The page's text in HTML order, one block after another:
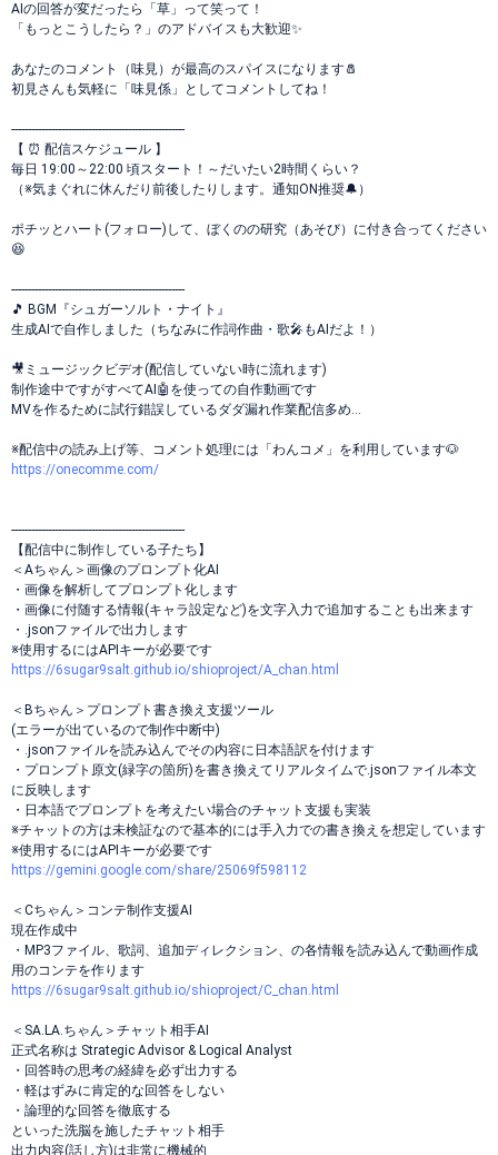
AIの回答が変だったら「草」って笑って！
「もっとこうしたら？」のアドバイスも大歓迎✨
あなたのコメント（味見）が最高のスパイスになります🧂
初見さんも気軽に「味見係」としてコメントしてね！
----------------------------------------------------
【 ⏰ 配信スケジュール 】
毎日 19:00～22:00 頃スタート！～だいたい2時間くらい？
（※気まぐれに休んだり前後したりします。通知ON推奨🔔）
ポチッとハート(フォロー)して、ぼくのの研究（あそび）に付き合ってください
😆
----------------------------------------------------
🎵 BGM『シュガーソルト・ナイト』
生成AIで自作しました（ちなみに作詞作曲・歌🎤もAIだよ！）
🎥ミュージックビデオ(配信していない時に流れます)
制作途中ですがすべてAI🤖を使っての自作動画です
MVを作るために試行錯誤しているダダ漏れ作業配信多め…
※配信中の読み上げ等、コメント処理には「わんコメ」を利用しています🐶
https://onecomme.com/
----------------------------------------------------
【配信中に制作している子たち】
＜Aちゃん＞画像のプロンプト化AI
・画像を解析してプロンプト化します
・画像に付随する情報(キャラ設定など)を文字入力で追加することも出来ます
・.jsonファイルで出力します
※使用するにはAPIキーが必要です
https://6sugar9salt.github.io/shioproject/A_chan.html
＜Bちゃん＞プロンプト書き換え支援ツール
(エラーが出ているので制作中断中)
・.jsonファイルを読み込んでその内容に日本語訳を付けます
・プロンプト原文(緑字の箇所)を書き換えてリアルタイムで.jsonファイル本文
に反映します
・日本語でプロンプトを考えたい場合のチャット支援も実装
※チャットの方は未検証なので基本的には手入力での書き換えを想定しています
※使用するにはAPIキーが必要です
https://gemini.google.com/share/25069f598112
＜Cちゃん＞コンテ制作支援AI
現在作成中
・MP3ファイル、歌詞、追加ディレクション、の各情報を読み込んで動画作成
用のコンテを作ります
https://6sugar9salt.github.io/shioproject/C_chan.html
＜SA.LA.ちゃん＞チャット相手AI
正式名称は Strategic Advisor & Logical Analyst
・回答時の思考の経緯を必ず出力する
・軽はずみに肯定的な回答をしない
・論理的な回答を徹底する
といった洗脳を施したチャット相手
出力内容(話し方)は非常に機械的